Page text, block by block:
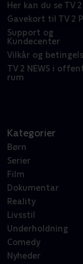
Her kan du se TV
Gavekort til TV 2
Support og
Kundecenter
Vilkår og
TV 2 NEWS i
rum
Kategorier
Børn
Serier
Film
Dokumentar
Reality
Livsstil
Underholdning
Comedy
Nyheder